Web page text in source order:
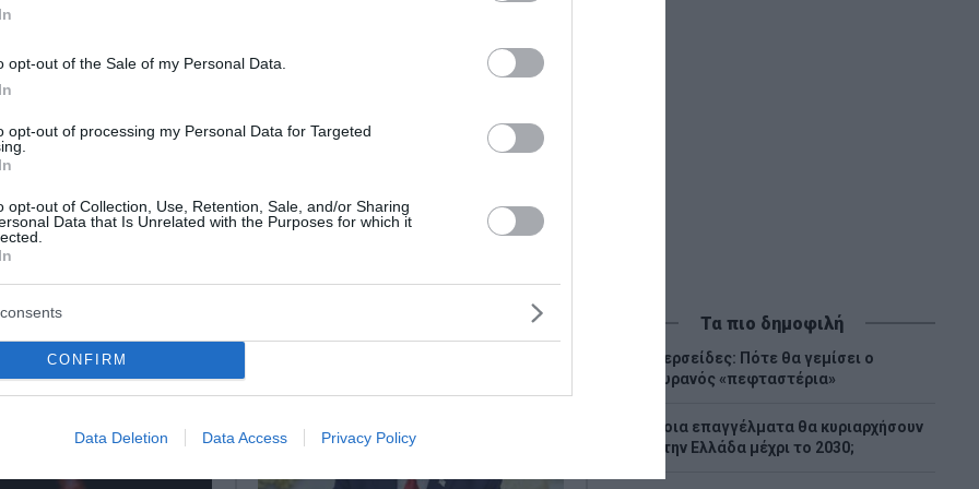
opt-out of the Sale of my Personal Data.
opt-out of processing my Personal Data for Targeted
opt-out of Collection, Use, Retention, Sale, and/or Sharing
Data that Is Unrelated with the Purposes for which it
CONFIRM
Data Deletion Data Access Privacy Policy
Τύπου της Χαμάς - «Είναι νεκρός» ανακοίνωσε ο
ο Ζελένσκι
Lykavitos.gr στο Google News
όλες τις ειδήσεις
Τα πιο δημοφιλή
Περσείδες: Πότε θα γεμίσει ο
ουρανός «πεφταστέρια»
Ποια επαγγέλματα θα κυριαρχήσουν
στην Ελλάδα μέχρι το 2030;